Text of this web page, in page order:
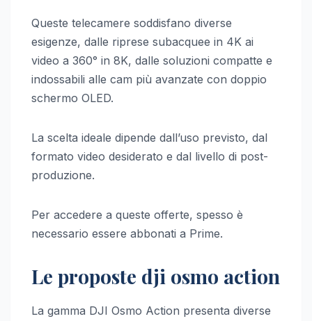
Queste telecamere soddisfano diverse
esigenze, dalle riprese subacquee in 4K ai
video a 360° in 8K, dalle soluzioni compatte e
indossabili alle cam più avanzate con doppio
schermo OLED.
La scelta ideale dipende dall’uso previsto, dal
formato video desiderato e dal livello di post-
produzione.
Per accedere a queste offerte, spesso è
necessario essere abbonati a Prime.
Le proposte dji osmo action
La gamma DJI Osmo Action presenta diverse